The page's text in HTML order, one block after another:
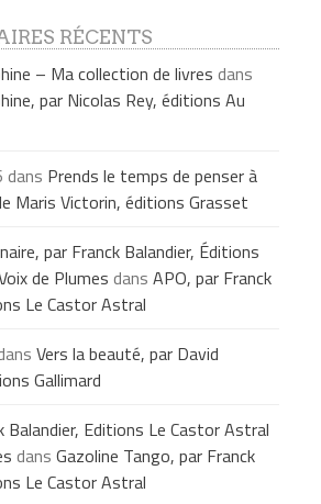
RÉCENTS
– Ma collection de livres dans
par Nicolas Rey, éditions Au
dans Prends le temps de penser à
Maris Victorin, éditions Grasset
par Franck Balandier, Éditions
de Plumes dans APO, par Franck
Le Castor Astral
Vers la beauté, par David
Gallimard
Balandier, Editions Le Castor Astral
dans Gazoline Tango, par Franck
Le Castor Astral